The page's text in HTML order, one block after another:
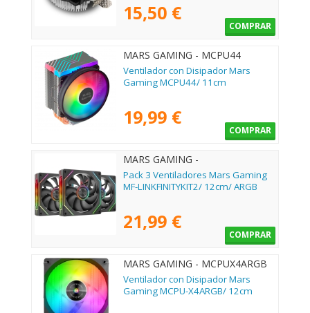
15,50 €
COMPRAR
MARS GAMING - MCPU44
Ventilador con Disipador Mars
Gaming MCPU44/ 11cm
19,99 €
COMPRAR
MARS GAMING -
MFLINKFINITYKIT2
Pack 3 Ventiladores Mars Gaming
MF-LINKFINITYKIT2/ 12cm/ ARGB
21,99 €
COMPRAR
MARS GAMING - MCPUX4ARGB
Ventilador con Disipador Mars
Gaming MCPU-X4ARGB/ 12cm